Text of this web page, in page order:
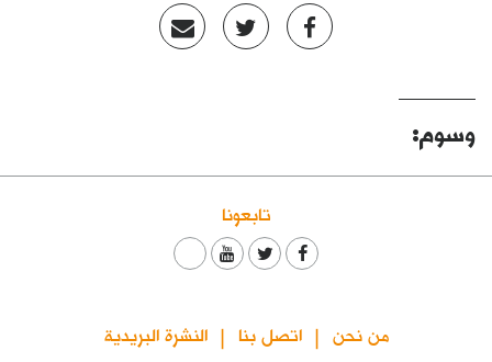
وسوم:
تابعونا
من نحن اتصل بنا النشرة البريدية